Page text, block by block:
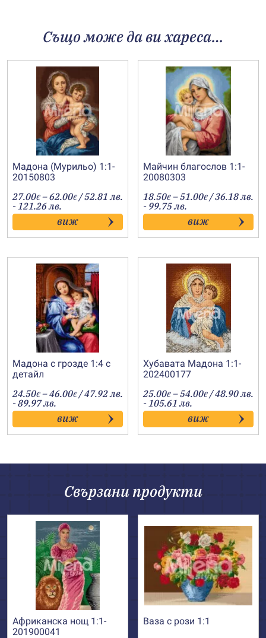
Също може да ви хареса…
Мадона (Мурильо) 1:1-
20150803
27.00€ –62.00€Price
range:
27.00€
through
62.00€
/ 52.81 лв.
- 121.26 лв.
виж
Майчин благослов 1:1-
20080303
18.50€ –51.00€Price
range:
18.50€
through
51.00€
/ 36.18 лв.
- 99.75 лв.
виж
Мадона с грозде 1:4 с
детайл
24.50€ –46.00€Price
range:
24.50€
through
46.00€
/ 47.92 лв.
- 89.97 лв.
виж
Хубавата Мадона 1:1-
202400177
25.00€ –54.00€Price
range:
25.00€
through
54.00€
/ 48.90 лв.
- 105.61 лв.
виж
Свързани продукти
Африканска нощ 1:1-
201900041
Ваза с рози 1:1